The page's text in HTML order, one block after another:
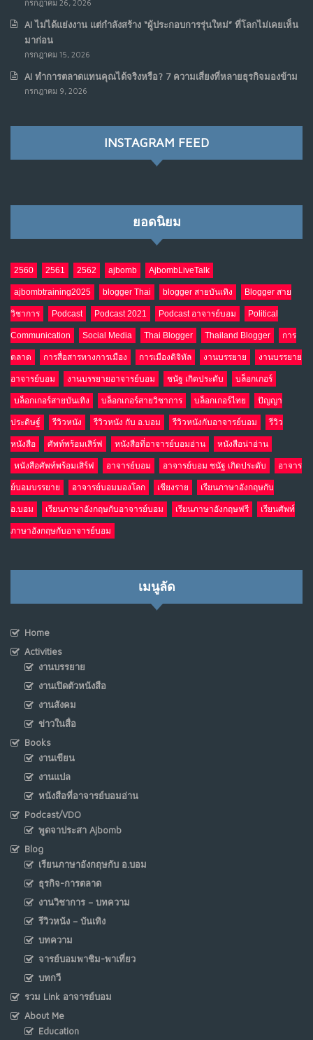
6
7
เมื่อรัฐบาลเริ่มคิดแบบแพลตฟอร์ม : AI กำลังเปลี่ยนรัฐ
ราชการไปตลอดกาล
NO COMMENTS
เมื่อโลกออนไลน์ กลายเป็น“ศาลเตี้ย”
9
NO COMMENTS
10 อินโดนีเซีย กับเกมอำนาจที่มองไม่เห็น
เม.ย. 19, 2026
NO COMMENTS
กรกฎาคม 26, 2026
AI ไม่ได้แย่งงาน แต่กำลังสร้าง “ผู้ประกอบการรุ่นใหม่” ที่โลกไม่เคยเห็น
มาก่อน
กรกฎาคม 15, 2026
AI ทำการตลาดแทนคุณได้จริงหรือ? 7 ความเสี่ยงที่หลายธุรกิจมองข้าม
กรกฎาคม 9, 2026
INSTAGRAM FEED
ยอดนิยม
2560 2561 2562 ajbomb AjbombLiveTalk
ajbombtraining2025 blogger Thai blogger สายบันเทิง Blogger สาย
วิชาการ Podcast Podcast 2021 Podcast อาจารย์บอม Political
Communication Social Media Thai Blogger Thailand Blogger การ
ตลาด การสื่อสารทางการเมือง การเมืองดิจิทัล งานบรรยาย งานบรรยาย
อาจารย์บอม งานบรรยายอาจารย์บอม ชนัฐ เกิดประดับ บล็อกเกอร์
บล็อกเกอร์สายบันเทิง บล็อกเกอร์สายวิชาการ บล็อกเกอร์ไทย ปัญญา
ประดิษฐ์ รีวิวหนัง รีวิวหนัง กับ อ.บอม รีวิวหนังกับอาจารย์บอม รีวิว
หนังสือ ศัพท์พร้อมเสิร์ฟ หนังสือที่อาจารย์บอมอ่าน หนังสือน่าอ่าน
หนังสือศัพท์พร้อมเสิร์ฟ อาจารย์บอม อาจารย์บอม ชนัฐ เกิดประดับ อาจาร
ย์บอมบรรยาย อาจารย์บอมมองโลก เชียงราย เรียนภาษาอังกฤษกับ
อ.บอม เรียนภาษาอังกฤษกับอาจารย์บอม เรียนภาษาอังกฤษฟรี เรียนศัพท์
ภาษาอังกฤษกับอาจารย์บอม
เมนูลัด
Home
Activities
งานบรรยาย
งานเปิดตัวหนังสือ
งานสังคม
ข่าวในสื่อ
Books
งานเขียน
งานแปล
หนังสือที่อาจารย์บอมอ่าน
Podcast/VDO
พูดจาประสา Ajbomb
Blog
เรียนภาษาอังกฤษกับ อ.บอม
ธุรกิจ-การตลาด
งานวิชาการ – บทความ
รีวิวหนัง – บันเทิง
บทความ
จารย์บอมพาชิม-พาเที่ยว
บทกวี
รวม Link อาจารย์บอม
About Me
Education